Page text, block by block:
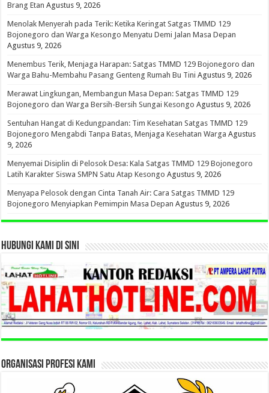
Brang Etan Agustus 9, 2026
Menolak Menyerah pada Terik: Ketika Keringat Satgas TMMD 129
Bojonegoro dan Warga Kesongo Menyatu Demi Jalan Masa Depan
Agustus 9, 2026
Menembus Terik, Menjaga Harapan: Satgas TMMD 129 Bojonegoro dan
Warga Bahu-Membahu Pasang Genteng Rumah Bu Tini Agustus 9, 2026
Merawat Lingkungan, Membangun Masa Depan: Satgas TMMD 129
Bojonegoro dan Warga Bersih-Bersih Sungai Kesongo Agustus 9, 2026
Sentuhan Hangat di Kedungpandan: Tim Kesehatan Satgas TMMD 129
Bojonegoro Mengabdi Tanpa Batas, Menjaga Kesehatan Warga Agustus
9, 2026
Menyemai Disiplin di Pelosok Desa: Kala Satgas TMMD 129 Bojonegoro
Latih Karakter Siswa SMPN Satu Atap Kesongo Agustus 9, 2026
Menyapa Pelosok dengan Cinta Tanah Air: Cara Satgas TMMD 129
Bojonegoro Menyiapkan Pemimpin Masa Depan Agustus 9, 2026
HUBUNGI KAMI DI SINI
ORGANISASI PROFESI KAMI